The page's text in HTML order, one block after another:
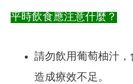
平時飲食應注意什麼？
請勿飲用葡萄柚汁
造成療效不足。